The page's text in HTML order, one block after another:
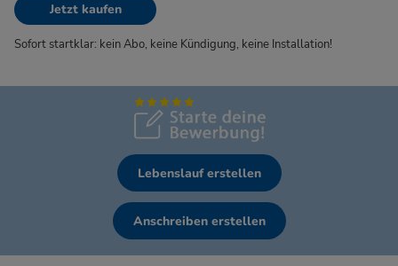
Jetzt kaufen
Sofort startklar: kein Abo, keine Kündigung, keine Installation!
Lebenslauf erstellen
Anschreiben erstellen